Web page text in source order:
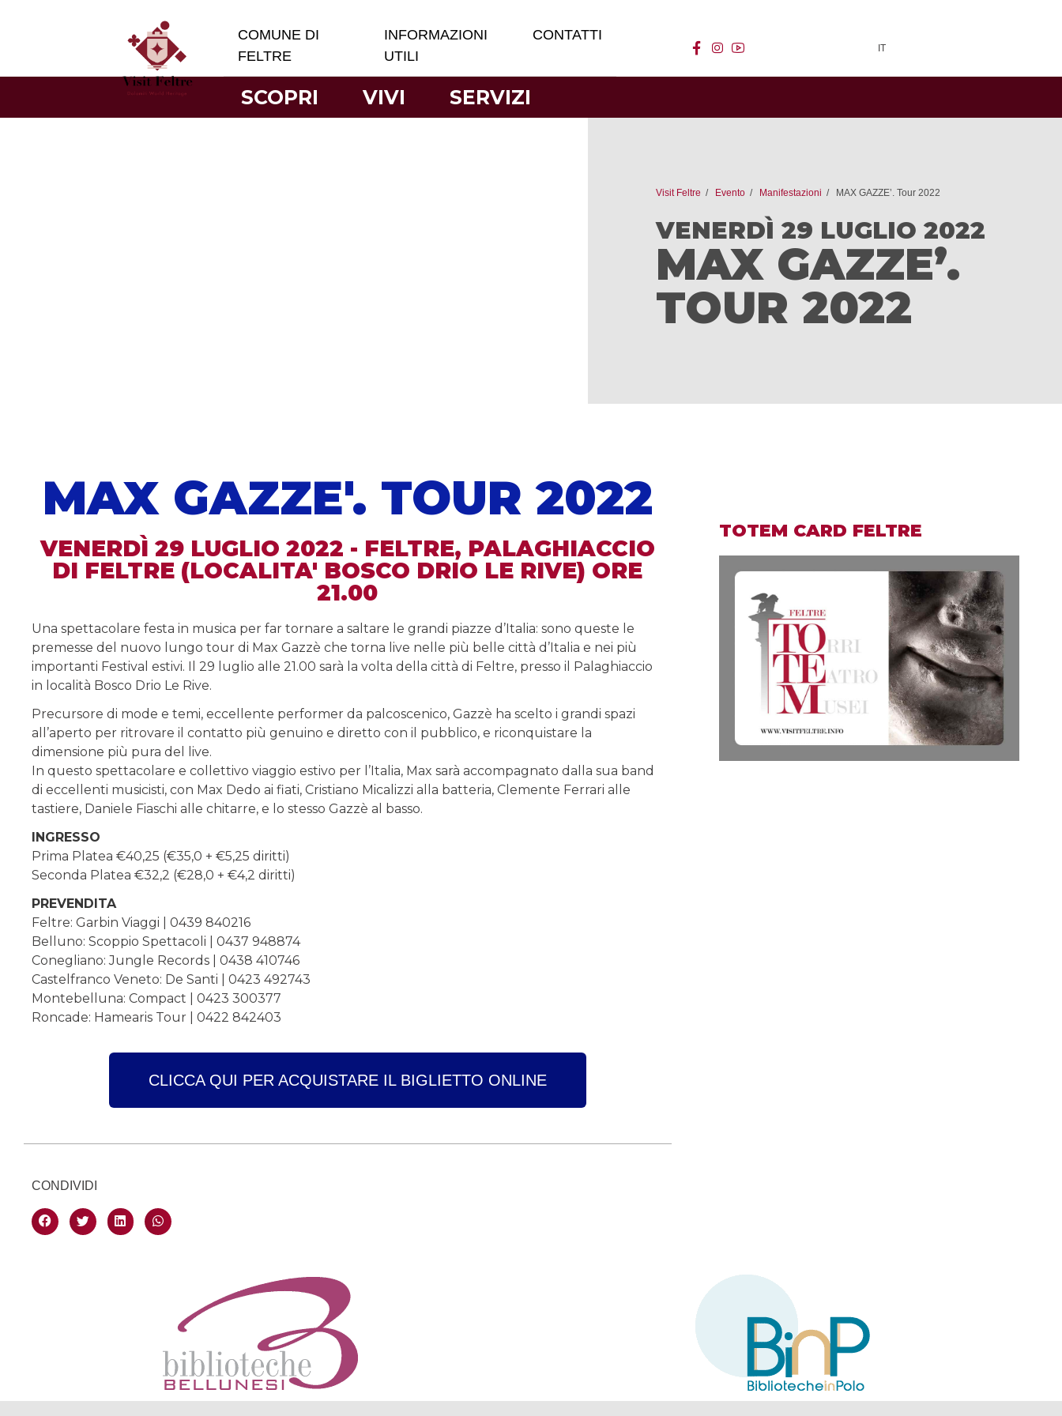
COMUNE DI
FELTRE
INFORMAZIONI
UTILI
CONTATTI
facebook
instagram IT
SCOPRI VIVI SERVIZI
Visit Feltre Evento Manifestazioni MAX GAZZE’. Tour 2022
VENERDÌ 29 LUGLIO 2022
MAX GAZZE’.
TOUR 2022
MAX GAZZE'. TOUR 2022
VENERDÌ 29 LUGLIO 2022 - FELTRE, PALAGHIACCIO
DI FELTRE (LOCALITA' BOSCO DRIO LE RIVE) ORE
21.00
Una spettacolare festa in musica per far tornare a saltare le grandi piazze d’Italia: sono queste le
premesse del nuovo lungo tour di Max Gazzè che torna live nelle più belle città d’Italia e nei più
importanti Festival estivi. Il 29 luglio alle 21.00 sarà la volta della città di Feltre, presso il Palaghiaccio
in località Bosco Drio Le Rive.
Precursore di mode e temi, eccellente performer da palcoscenico, Gazzè ha scelto i grandi spazi
all’aperto per ritrovare il contatto più genuino e diretto con il pubblico, e riconquistare la
dimensione più pura del live.
In questo spettacolare e collettivo viaggio estivo per l’Italia, Max sarà accompagnato dalla sua band
di eccellenti musicisti, con Max Dedo ai fiati, Cristiano Micalizzi alla batteria, Clemente Ferrari alle
tastiere, Daniele Fiaschi alle chitarre, e lo stesso Gazzè al basso.
INGRESSO
Prima Platea €40,25 (€35,0 + €5,25 diritti)
Seconda Platea €32,2 (€28,0 + €4,2 diritti)
PREVENDITA
Feltre: Garbin Viaggi | 0439 840216
Belluno: Scoppio Spettacoli | 0437 948874
Conegliano: Jungle Records | 0438 410746
Castelfranco Veneto: De Santi | 0423 492743
Montebelluna: Compact | 0423 300377
Roncade: Hamearis Tour | 0422 842403
CLICCA QUI PER ACQUISTARE IL BIGLIETTO ONLINE
CONDIVIDI
TOTEM CARD FELTRE